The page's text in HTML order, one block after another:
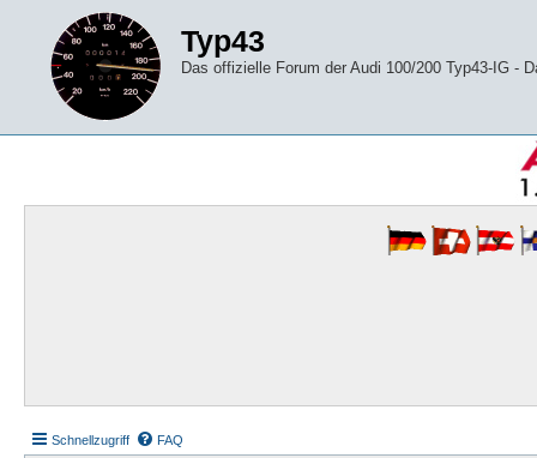
Typ43
Das offizielle Forum der Audi 100/200 Typ43-IG -
Schnellzugriff FAQ